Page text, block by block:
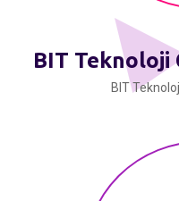
BIT Teknoloji
BIT